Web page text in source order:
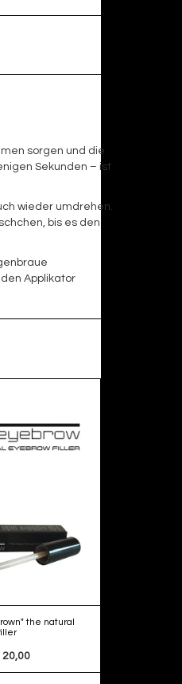
sorgen und die
Sekunden – ist
wieder umdrehen.
bis es den
Applikator
the natural
20,00